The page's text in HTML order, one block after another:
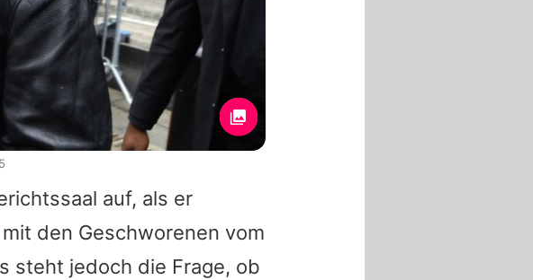
auf, als er
mit den Geschworenen vom
steht jedoch die Frage, ob